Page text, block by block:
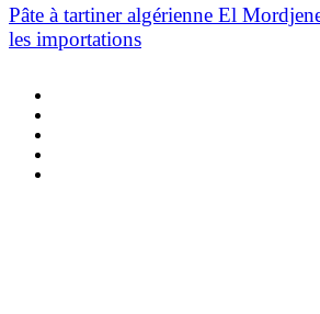
Pâte à tartiner algérienne El
les importations